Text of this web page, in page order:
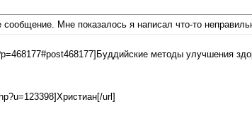
Мне показалось я написал что-то
методы улучшения
url]